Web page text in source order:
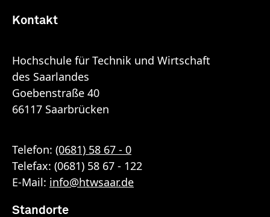
Kontakt
Hochschule für Technik und Wirtschaft
des Saarlandes
Goebenstraße 40
66117 Saarbrücken
Telefon: (0681) 58 67 - 0
Telefax: (0681) 58 67 - 122
E-Mail: info@htwsaar.de
Standorte